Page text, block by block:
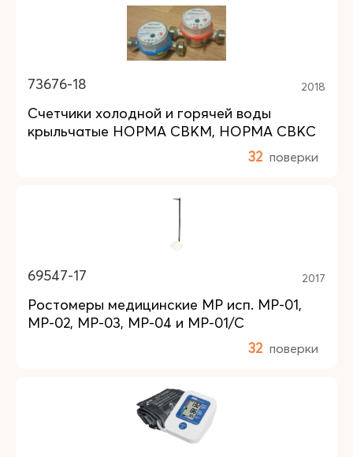
73676-18 2018
Счетчики холодной и горячей воды
крыльчатые НОРМА СВКМ, НОРМА СВКС
32 поверки
69547-17 2017
Ростомеры медицинские МР исп. МР-01,
МР-02, МР-03, МР-04 и МР-01/С
32 поверки